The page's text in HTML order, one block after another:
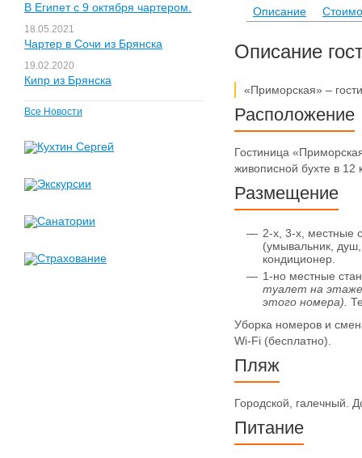
Описание
Описание
«Приморская» –
Расположение
Гостиница
живописной бухте в 12
Размещение
2-х, 3-х, местные
(умывальник, душ,
кондиционер.
1-но местные
туалет на
этого номера).
Уборка номеров и
Wi-Fi (бесплатно).
Пляж
Городской, галечный.
Питание
В Египет с 9 октября чартером.
18.05.2021
Чартер в Сочи из Брянска
19.02.2020
Кипр из Брянска
Все Новости